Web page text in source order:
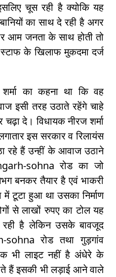
चूस रही है क्योकि यह
का साथ दे रही है अगर
आम जनता के साथ होती तो
के खिलाफ मुकदमा दर्ज
का कहना था कि वह
इसी तरह उठाते रहेंगे चाहे
दे। विधायक नीरज शर्मा
इस सरकार व रिलायंस
रहे हैं उन्हीं के आवाज उठाने
sohna रोड का जो
बनकर तैयार है एवं भाकरी
में टूटा हुआ था उसका निर्माण
से लाखों रुपए का टोल यह
है लेकिन उसके बावजूद
रोड तथा गुड़गांव
भी लाइट नहीं है अंधेरे के
हैं इसकी भी लड़ाई आने वाले